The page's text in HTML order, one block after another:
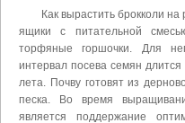
Как вырастить брокколи
ящики с питательной
торфяные горшочки. Для
интервал посева семян
лета. Почву готовят из
песка. Во время
является поддержание